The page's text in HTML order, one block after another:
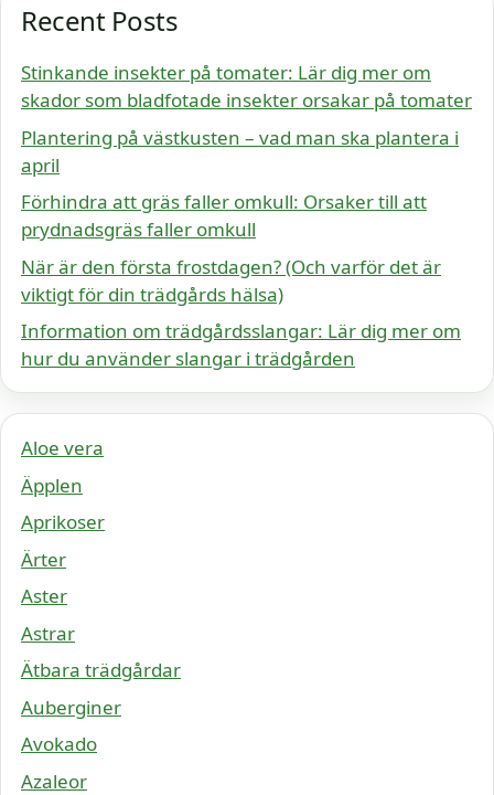
Recent Posts
Stinkande insekter på tomater: Lär dig mer om
skador som bladfotade insekter orsakar på tomater
Plantering på västkusten – vad man ska plantera i
april
Förhindra att gräs faller omkull: Orsaker till att
prydnadsgräs faller omkull
När är den första frostdagen? (Och varför det är
viktigt för din trädgårds hälsa)
Information om trädgårdsslangar: Lär dig mer om
hur du använder slangar i trädgården
Aloe vera
Äpplen
Aprikoser
Ärter
Aster
Astrar
Ätbara trädgårdar
Auberginer
Avokado
Azaleor